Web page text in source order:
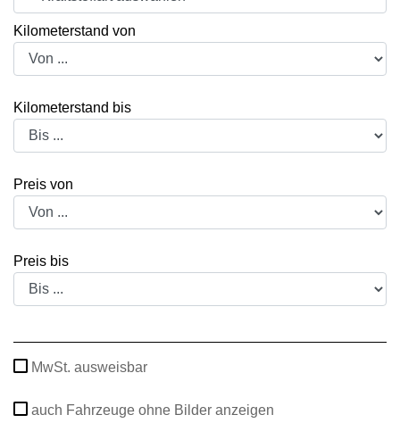
Kilometerstand von
Kilometerstand bis
Preis von
Preis bis
MwSt. ausweisbar
auch Fahrzeuge ohne Bilder anzeigen